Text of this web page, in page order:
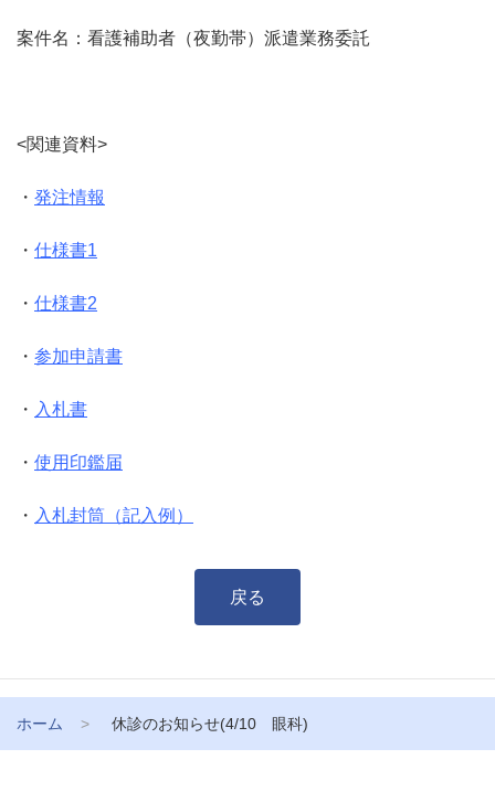
案件名：看護補助者（夜勤帯）派遣業務委託
<関連資料>
・ 発注情報
・ 仕様書1
・ 仕様書2
・ 参加申請書
・ 入札書
・ 使用印鑑届
・ 入札封筒（記入例）
戻る
ホーム 休診のお知らせ(4/10 眼科)